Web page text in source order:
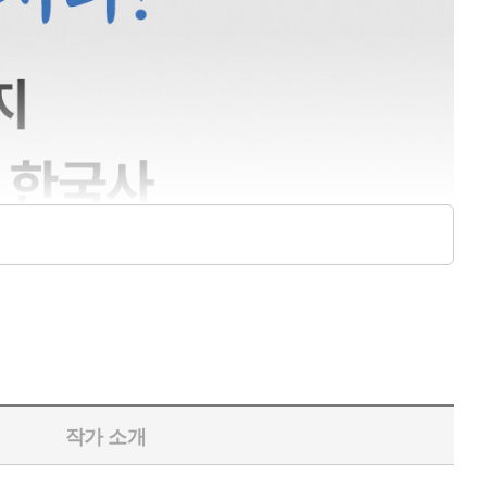
작가 소개